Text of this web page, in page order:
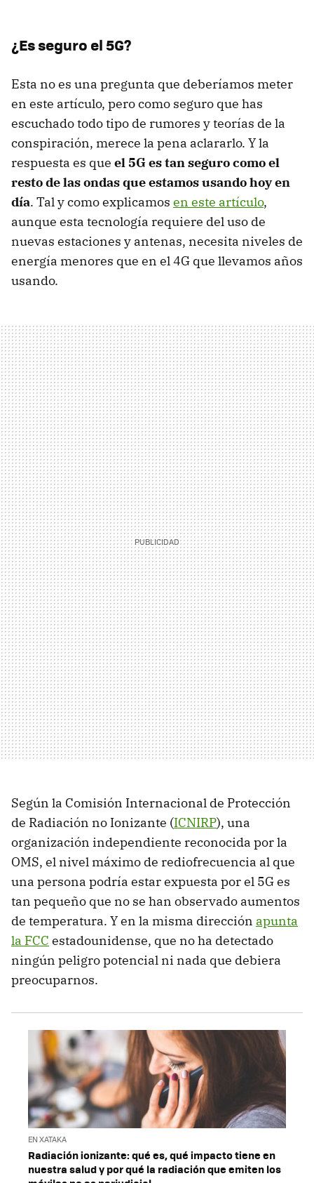
¿Es seguro el 5G?
Esta no es una pregunta que deberíamos meter
en este artículo, pero como seguro que has
escuchado todo tipo de rumores y teorías de la
conspiración, merece la pena aclararlo. Y la
respuesta es que el 5G es tan seguro como el
resto de las ondas que estamos usando hoy en
día. Tal y como explicamos en este artículo,
aunque esta tecnología requiere del uso de
nuevas estaciones y antenas, necesita niveles de
energía menores que en el 4G que llevamos años
usando.
Según la Comisión Internacional de Protección
de Radiación no Ionizante (ICNIRP), una
organización independiente reconocida por la
OMS, el nivel máximo de rediofrecuencia al que
una persona podría estar expuesta por el 5G es
tan pequeño que no se han observado aumentos
de temperatura. Y en la misma dirección apunta
la FCC estadounidense, que no ha detectado
ningún peligro potencial ni nada que debiera
preocuparnos.
EN XATAKA
Radiación ionizante: qué es, qué impacto tiene en
nuestra salud y por qué la radiación que emiten los